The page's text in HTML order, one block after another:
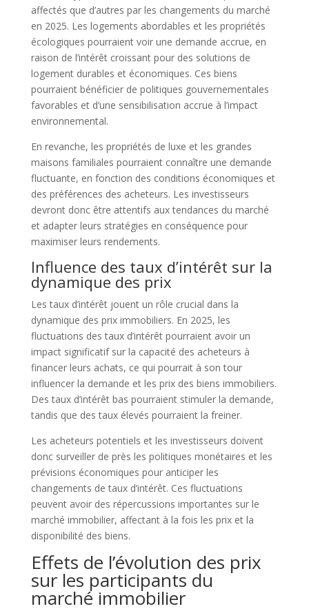
affectés que d’autres par les changements du marché
en 2025. Les logements abordables et les propriétés
écologiques pourraient voir une demande accrue, en
raison de l’intérêt croissant pour des solutions de
logement durables et économiques. Ces biens
pourraient bénéficier de politiques gouvernementales
favorables et d’une sensibilisation accrue à l’impact
environnemental.
En revanche, les propriétés de luxe et les grandes
maisons familiales pourraient connaître une demande
fluctuante, en fonction des conditions économiques et
des préférences des acheteurs. Les investisseurs
devront donc être attentifs aux tendances du marché
et adapter leurs stratégies en conséquence pour
maximiser leurs rendements.
Influence des taux d’intérêt sur la
dynamique des prix
Les taux d’intérêt jouent un rôle crucial dans la
dynamique des prix immobiliers. En 2025, les
fluctuations des taux d’intérêt pourraient avoir un
impact significatif sur la capacité des acheteurs à
financer leurs achats, ce qui pourrait à son tour
influencer la demande et les prix des biens immobiliers.
Des taux d’intérêt bas pourraient stimuler la demande,
tandis que des taux élevés pourraient la freiner.
Les acheteurs potentiels et les investisseurs doivent
donc surveiller de près les politiques monétaires et les
prévisions économiques pour anticiper les
changements de taux d’intérêt. Ces fluctuations
peuvent avoir des répercussions importantes sur le
marché immobilier, affectant à la fois les prix et la
disponibilité des biens.
Effets de l’évolution des prix
sur les participants du
marché immobilier